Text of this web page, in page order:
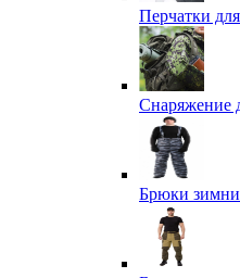
Перчатки
Снаряжение
Брюки